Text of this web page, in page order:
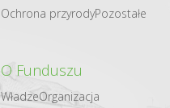
Ochrona przyrodyPozostałe
O Funduszu
WładzeOrganizacja